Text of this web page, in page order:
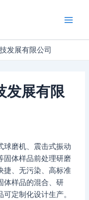
发展有限公司
发展有限
球磨机、震击式振动
固体样品前处理研磨
捷、无污染、高标准
体样品的混合、研
定制化设计生产。